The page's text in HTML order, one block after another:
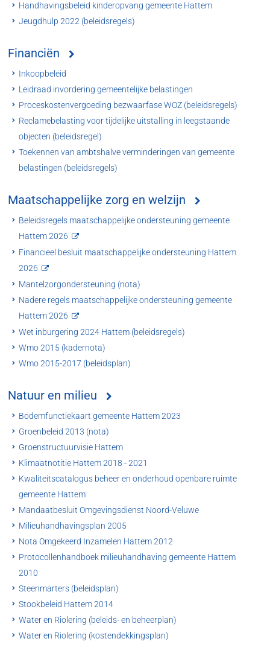
Handhavingsbeleid kinderopvang gemeente Hattem
Jeugdhulp 2022 (beleidsregels)
Financiën
Inkoopbeleid
Leidraad invordering gemeentelijke belastingen
Proceskostenvergoeding bezwaarfase WOZ (beleidsregels)
Reclamebelasting voor tijdelijke uitstalling in leegstaande
objecten (beleidsregel)
Toekennen van ambtshalve verminderingen van gemeente
belastingen (beleidsregels)
Maatschappelijke zorg en welzijn
Beleidsregels maatschappelijke ondersteuning gemeente
Hattem 2026
Financieel besluit maatschappelijke ondersteuning Hattem
2026
Mantelzorgondersteuning (nota)
Nadere regels maatschappelijke ondersteuning gemeente
Hattem 2026
Wet inburgering 2024 Hattem (beleidsregels)
Wmo 2015 (kadernota)
Wmo 2015-2017 (beleidsplan)
Natuur en milieu
Bodemfunctiekaart gemeente Hattem 2023
Groenbeleid 2013 (nota)
Groenstructuurvisie Hattem
Klimaatnotitie Hattem 2018 - 2021
Kwaliteitscatalogus beheer en onderhoud openbare ruimte
gemeente Hattem
Mandaatbesluit Omgevingsdienst Noord-Veluwe
Milieuhandhavingsplan 2005
Nota Omgekeerd Inzamelen Hattem 2012
Protocollenhandboek milieuhandhaving gemeente Hattem
2010
Steenmarters (beleidsplan)
Stookbeleid Hattem 2014
Water en Riolering (beleids- en beheerplan)
Water en Riolering (kostendekkingsplan)